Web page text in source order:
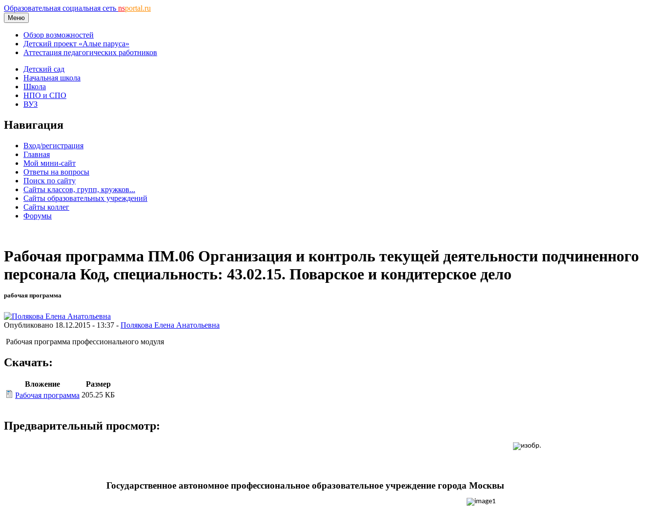
Образовательная социальная сеть nsportal.ru
Меню
Обзор возможностей
Детский проект «Алые паруса»
Аттестация педагогических работников
Детский сад
Начальная школа
Школа
НПО и СПО
ВУЗ
Навигация
Вход/регистрация
Главная
Мой мини-сайт
Ответы на вопросы
Поиск по сайту
Сайты классов, групп, кружков...
Сайты образовательных учреждений
Сайты коллег
Форумы
Рабочая программа ПМ.06 Организация и контроль текущей деятельности подчиненного
персонала Код, специальность: 43.02.15. Поварское и кондитерское дело
рабочая программа
Опубликовано 18.12.2015 - 13:37 - Полякова Елена Анатольевна
Рабочая программа профессионального модуля
Скачать:
Вложение
Размер
Рабочая программа 205.25 КБ
Предварительный просмотр:
Государственное автономное профессиональное образовательное учреждение города Москвы